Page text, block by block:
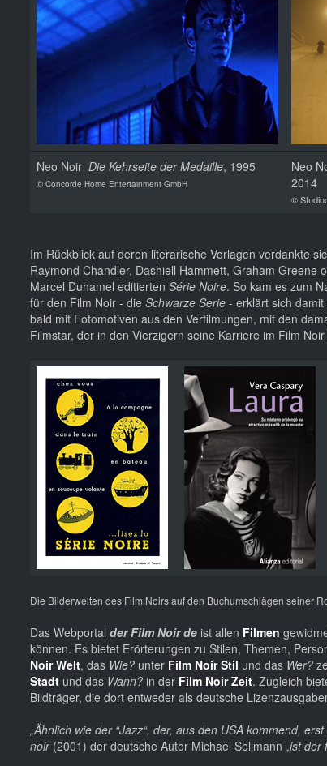
Neo Noir Die Kehrseite der Medaille, 1995
© Concorde Home Entertainment GmbH
Neo
2014
©
Im Rückblick auf deren literarische Vorlagen verdankte
Raymond Chandler, Dashiell Hammett, Graham
Marcel Duhamel editierten Série Noire. So kam es zum
für den Film Noir - die Schwarze Serie - erklärt sich
bald mit Fotomotiven aus den Verfilmungen, mit den
Filmstar, der in den Vierzigern seine Karriere im Film
Die Bilderwelten des Film Noirs auf den Buchumschlägen seiner
Das Webportal der Film Noir de ist allen Filmen
können. Es bietet Erörterungen zu Stilen, Themen,
Noir Welt, das Wie? unter Film Noir Stil und das Wer?
Stadt und das Wann? in der Film Noir Zeit. Zugleich
Bildträger, die dort entweder als deutsche
„Ähnlich wie der “Jazz“, der, aus den USA kommend,
noir(2001) der deutsche Autor Michael Sellmann „ist der